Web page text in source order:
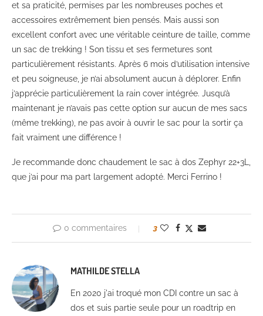
et sa praticité, permises par les nombreuses poches et
accessoires extrêmement bien pensés. Mais aussi son
excellent confort avec une véritable ceinture de taille, comme
un sac de trekking ! Son tissu et ses fermetures sont
particulièrement résistants. Après 6 mois d’utilisation intensive
et peu soigneuse, je n’ai absolument aucun à déplorer. Enfin
j’apprécie particulièrement la rain cover intégrée. Jusqu’à
maintenant je n’avais pas cette option sur aucun de mes sacs
(même trekking), ne pas avoir à ouvrir le sac pour la sortir ça
fait vraiment une différence !
Je recommande donc chaudement le sac à dos Zephyr 22+3L,
que j’ai pour ma part largement adopté. Merci Ferrino !
0 commentaires 3
MATHILDE STELLA
En 2020 j'ai troqué mon CDI contre un sac à
dos et suis partie seule pour un roadtrip en